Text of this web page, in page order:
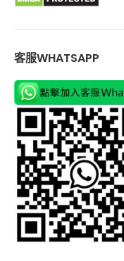
客服WHATSAPP